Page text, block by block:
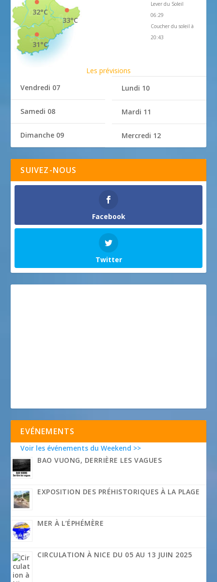
33°C
32°C
31°C
Lever du Soleil
06:29
Coucher du soleil à
20:43
Les prévisions
Vendredi 07
Samedi 08
Dimanche 09
Lundi 10
Mardi 11
Mercredi 12
SUIVEZ-NOUS
Facebook
Twitter
EVÉNEMENTS
Voir les événements du Weekend >>
BAO VUONG, DERRIÈRE LES VAGUES
EXPOSITION DES PRÉHISTORIQUES À LA PLAGE
MER À L’ÉPHÉMÈRE
CIRCULATION À NICE DU 05 AU 13 JUIN 2025